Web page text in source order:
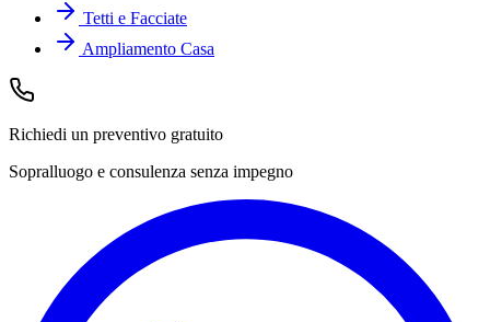
Tetti e Facciate
Ampliamento Casa
Richiedi un preventivo gratuito
Sopralluogo e consulenza senza impegno